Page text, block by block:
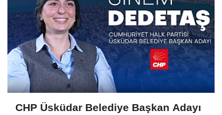
CHP Üsküdar Belediye Başkan Adayı